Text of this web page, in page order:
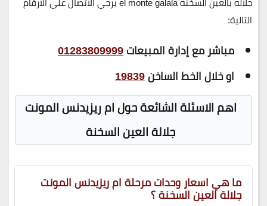
التالية:
مباشر مع إدارة المبيعات01283809999
او خلال الخط الساخن19839
اهم الاسئلة الشائعة حول ام ريزيدنس المونت
جلالة العين السخنة
ما هي اسعار وحدات مرحلة ام ريزيدنس المونت
جلالة العين السخنة ؟